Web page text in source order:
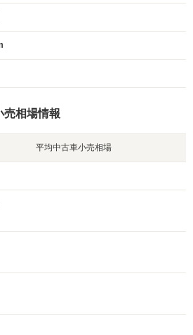
売相場情報
平均中古車小売相場